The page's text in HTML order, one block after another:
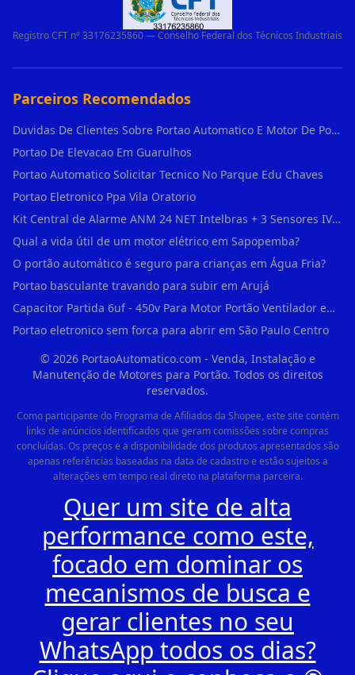
Registro CFT nº 33176235860 — Conselho Federal dos Técnicos Industriais
Parceiros Recomendados
Duvidas De Clientes Sobre Portao Automatico E Motor De Portao Motor De Portao Suspenso
Portao De Elevacao Em Guarulhos
Portao Automatico Solicitar Tecnico No Parque Edu Chaves
Portao Eletronico Ppa Vila Oratorio
Kit Central de Alarme ANM 24 NET Intelbras + 3 Sensores IVP 3000 CF + Bateria + em Vila Jacuí
Qual a vida útil de um motor elétrico em Sapopemba?
O portão automático é seguro para crianças em Água Fria?
Portao basculante travando para subir em Arujá
Capacitor Partida 6uf - 450v Para Motor Portão Ventilador em Vila Madalena
Portao eletronico sem forca para abrir em São Paulo Centro
© 2026PortaoAutomatico.com - Venda, Instalação e
Manutenção de Motores para Portão. Todos os direitos
reservados.
Como participante do Programa de Afiliados da Shopee, este site contém
links de anúncios identificados que geram comissões sobre compras
concluídas. Os preços e a disponibilidade dos produtos apresentados são
apenas referências baseadas na data de cadastro e estão sujeitos a
alterações em tempo real direto na plataforma parceira.
Quer um site de alta
performance como este,
focado em dominar os
mecanismos de busca e
gerar clientes no seu
WhatsApp todos os dias?